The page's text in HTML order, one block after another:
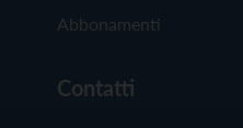
Abbonamenti
Contatti